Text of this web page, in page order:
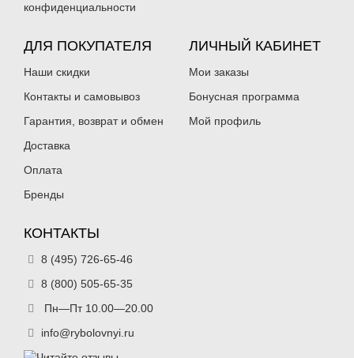
конфиденциальности
ДЛЯ ПОКУПАТЕЛЯ
Наши скидки
Контакты и самовывоз
Гарантия, возврат и обмен
Доставка
Оплата
Бренды
ЛИЧНЫЙ КАБИНЕТ
Мои заказы
Бонусная программа
Мой профиль
КОНТАКТЫ
8 (495) 726-65-46
8 (800) 505-65-35
Пн—Пт 10.00—20.00
info@rybolovnyi.ru